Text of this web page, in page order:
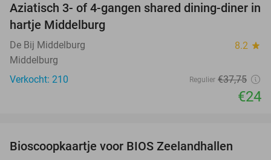
36%
Aziatisch 3- of 4-gangen shared dining-diner in
hartje Middelburg
De Bij Middelburg 8.2 star
Middelburg
Verkocht: 210
Regulier €37,75
€24
Bioscoopkaartje voor BIOS Zeelandhallen